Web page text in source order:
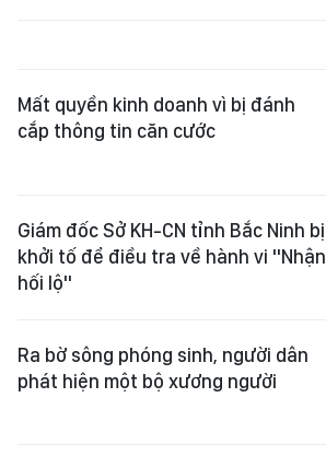
Mất quyền kinh doanh vì bị đánh
cắp thông tin căn cước
Giám đốc Sở KH-CN tỉnh Bắc Ninh bị
khởi tố để điều tra về hành vi "Nhận
hối lộ"
Ra bờ sông phóng sinh, người dân
phát hiện một bộ xương người